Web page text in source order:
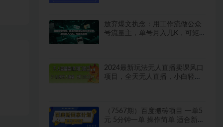
放弃爆文执念：用工作流做公众
号流量主，单号月入几K，可矩
2024最新玩法无人直播卖课风口
项目，全天无人直播，小白轻松
（7567期）百度搬砖项目 一单5
元 5分钟一单 操作简单 适合新手